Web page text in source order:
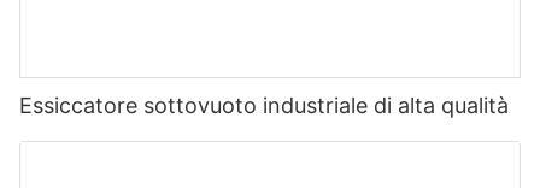
Essiccatore sottovuoto industriale di alta qualità